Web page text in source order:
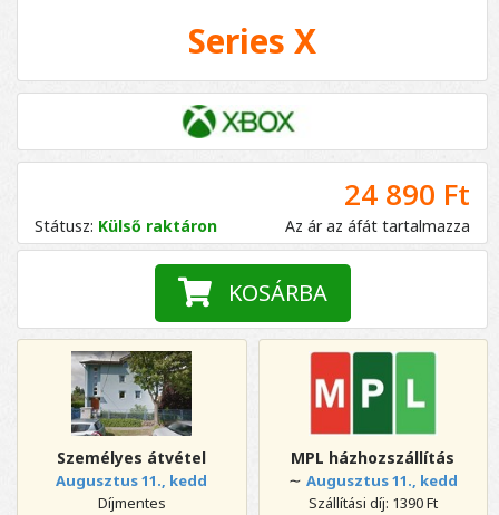
Series X
Státusz: Külső raktáron
24 890 Ft
Az ár az áfát tartalmazza
KOSÁRBA
Személyes átvétel
Augusztus 11., kedd
Díjmentes
MPL házhozszállítás
∼ Augusztus 11., kedd
Szállítási díj: 1390 Ft